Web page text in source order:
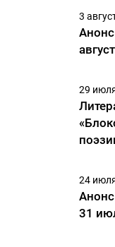
3
29
24
31